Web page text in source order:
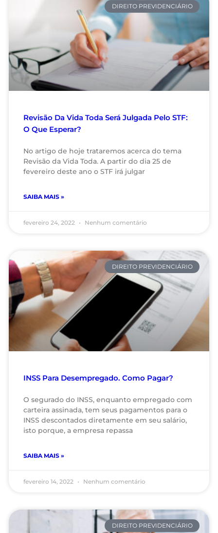
DIREITO PREVIDENCIÁRIO
Revisão Da Vida Toda Será Julgada Pelo STF:
O Que Esperar?
No artigo de hoje trataremos acerca do tema
Revisão da Vida Toda. A partir do dia 25 de
fevereiro deste ano o STF irá julgar
SAIBA MAIS »
fevereiro 24, 2022 Nenhum comentário
DIREITO PREVIDENCIÁRIO
INSS Para Desempregado. Como Pagar?
O segurado do INSS, enquanto empregado com
carteira assinada, tem seus pagamentos para o
INSS descontados diretamente em seu salário,
isto porque, a empresa repassa
SAIBA MAIS »
fevereiro 14, 2022 Nenhum comentário
DIREITO PREVIDENCIÁRIO